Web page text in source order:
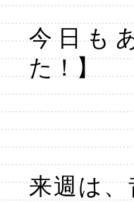
今日も
た！】
来週は